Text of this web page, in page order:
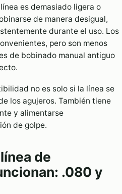
es demasiado ligera o
de manera desigual,
durante el uso. Los
pero son menos
de bobinado manual antiguo
no es solo si la línea se
los agujeros. También tiene
y alimentarse
de golpe.
de
.080 y